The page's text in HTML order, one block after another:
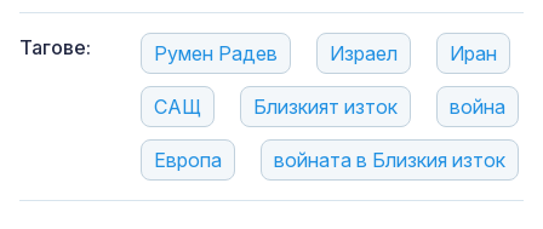
Тагове: Румен Радев Израел Иран
САЩ Близкият изток война
Европа войната в Близкия изток